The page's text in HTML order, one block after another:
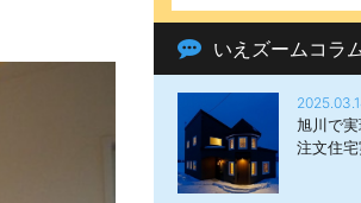
いえズームコラ
旭川で
注文住